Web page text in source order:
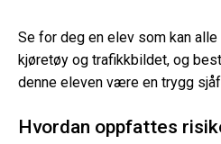
Se for deg en elev som kan
kjøretøy og trafikkbildet, og
denne eleven være en trygg
Hvordan oppfattes